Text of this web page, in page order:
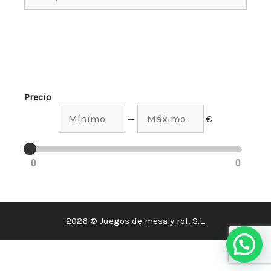
Precio
— €
0 0
2026 © Juegos de mesa y rol, S.L.